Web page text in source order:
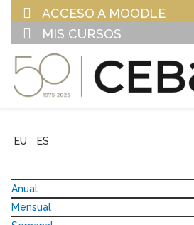
ACCESO A MOODLE
MIS CURSOS
EU ES
Anual
Mensual